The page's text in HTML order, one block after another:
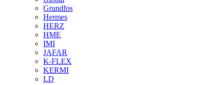
Grundfos
Hermes
HERZ
HME
IMI
JAFAR
K-FLEX
KERMI
LD